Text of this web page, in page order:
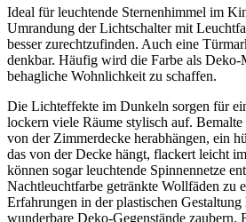
Ideal für leuchtende Sternenhimmel im
Umrandung der Lichtschalter mit
besser zurechtzufinden. Auch eine
denkbar. Häufig wird die Farbe als Deko-
behagliche Wohnlichkeit zu schaffen.
Die Lichteffekte im Dunkeln sorgen für
lockern viele Räume stylisch auf. Bemalte
von der Zimmerdecke herabhängen, ein
das von der Decke hängt, flackert leicht
können sogar leuchtende Spinnennetze
Nachtleuchtfarbe getränkte Wollfäden zu
Erfahrungen in der plastischen
wunderbare Deko-Gegenstände zaubern.